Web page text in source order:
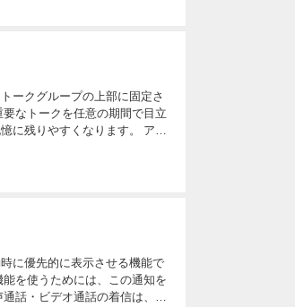
ークグループの上部に固定さ
なトークを任意の期間で目立
に残りやすくなります。 アナ
に優先的に表示させる機能で
を使うためには、この通知を
話・ビデオ通話の着信は、優